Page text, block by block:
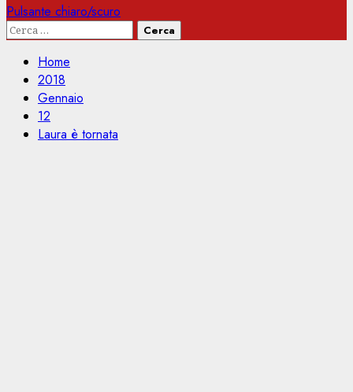
Pulsante chiaro/scuro
Ricerca
Home
2018
Gennaio
12
Laura è tornata